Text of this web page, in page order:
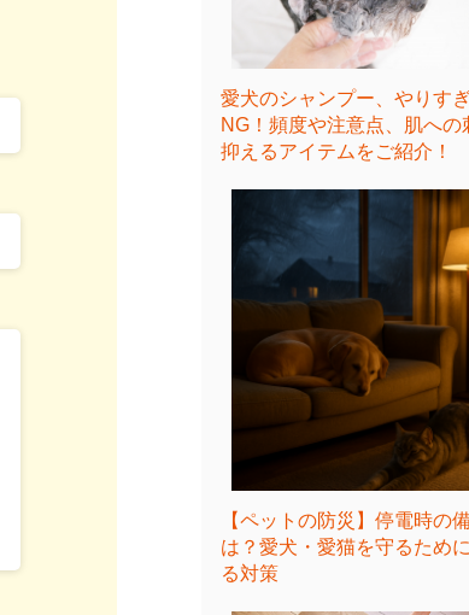
愛犬のシャンプー、やりす
NG！頻度や注意点、肌への
抑えるアイテムをご紹介！
【ペットの防災】停電時の
は？愛犬・愛猫を守るため
る対策